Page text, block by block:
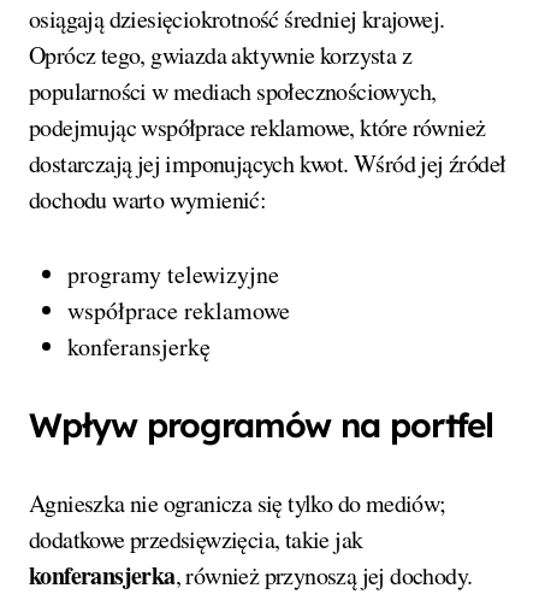
osiągają dziesięciokrotność średniej krajowej.
Oprócz tego, gwiazda aktywnie korzysta z
popularności w mediach społecznościowych,
podejmując współprace reklamowe, które również
dostarczają jej imponujących kwot. Wśród jej źródeł
dochodu warto wymienić:
programy telewizyjne
współprace reklamowe
konferansjerkę
Wpływ programów na portfel
Agnieszka nie ogranicza się tylko do mediów;
dodatkowe przedsięwzięcia, takie jak
konferansjerka, również przynoszą jej dochody.